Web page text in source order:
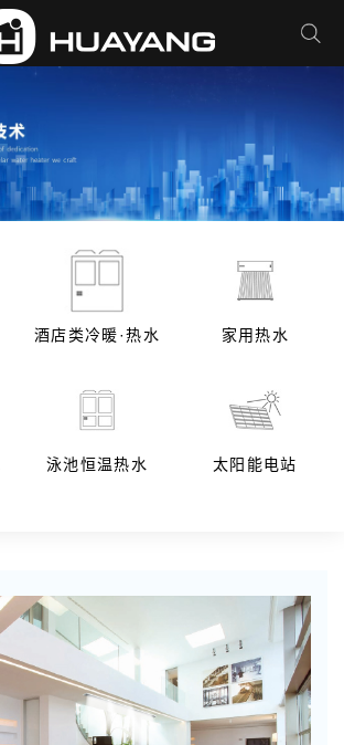
酒店类冷暖·热水 家用热水
泳池恒温热水 太阳能电站